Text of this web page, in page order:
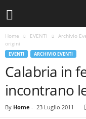
Home EVENTI Archivio
origini
EVENTI ARCHIVIO EVENTI
Calabria in
incontrano
By Home - 23 Luglio 2011